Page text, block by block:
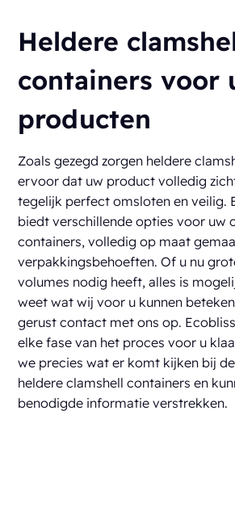
Heldere
containers voor
producten
Zoals gezegd zorgen heldere
ervoor dat uw product volledig
tegelijk perfect omsloten en veilig.
biedt verschillende opties voor uw
containers, volledig op maat
verpakkingsbehoeften. Of u nu
volumes nodig heeft, alles is
weet wat wij voor u kunnen
gerust contact met ons op.
elke fase van het proces voor u
we precies wat er komt kijken bij
heldere clamshell containers en
benodigde informatie verstrekken.